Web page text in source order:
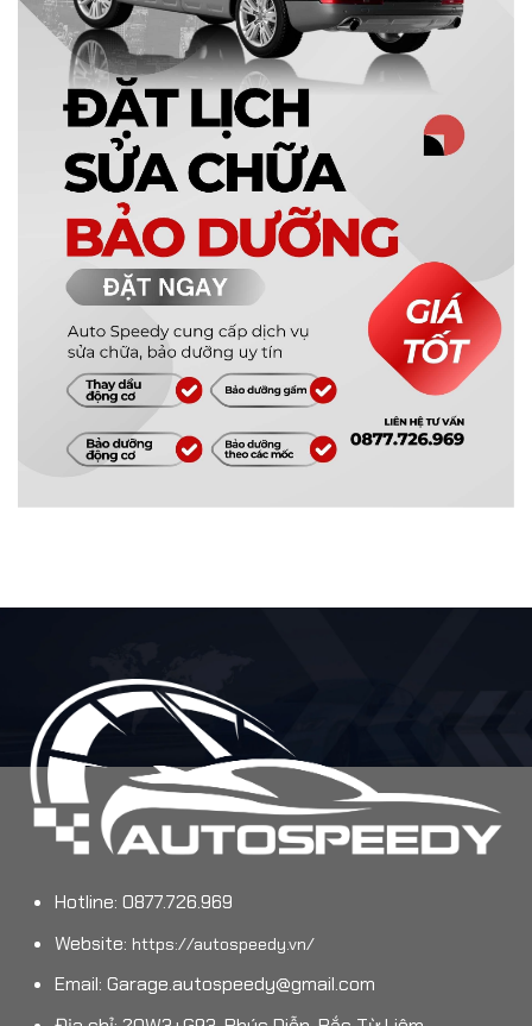
Hotline: 0877.726.969
Website: https://autospeedy.vn/
Email: Garage.autospeedy@gmail.com